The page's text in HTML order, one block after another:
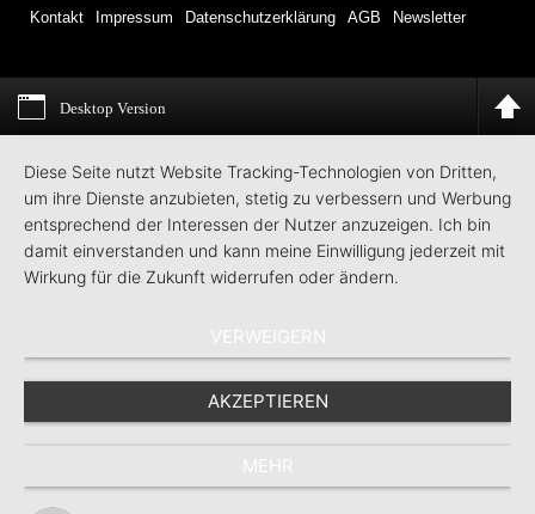
Kontakt Impressum Datenschutzerklärung AGB Newsletter
Desktop Version
Diese Seite nutzt Website Tracking-Technologien von Dritten,
um ihre Dienste anzubieten, stetig zu verbessern und Werbung
entsprechend der Interessen der Nutzer anzuzeigen. Ich bin
damit einverstanden und kann meine Einwilligung jederzeit mit
Wirkung für die Zukunft widerrufen oder ändern.
VERWEIGERN
AKZEPTIEREN
MEHR